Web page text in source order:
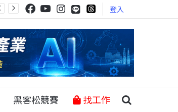
登入
黑客松競賽 找工作